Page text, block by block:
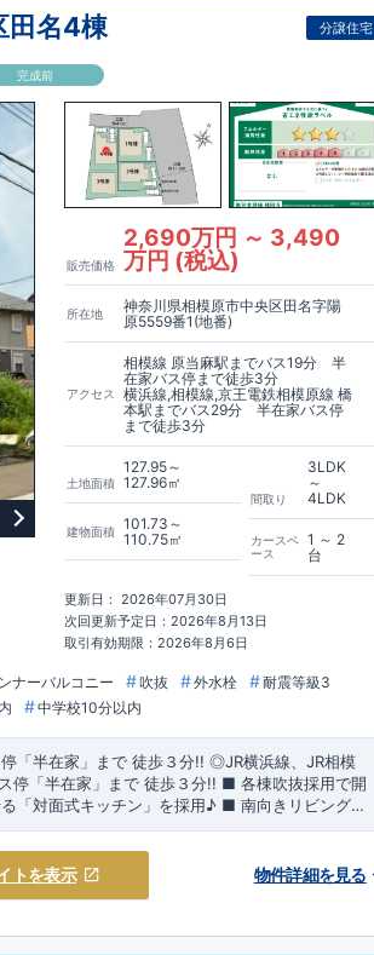
田名4棟 分譲住宅
完成前
販売価格
2,690万円 ～ 3,490
万円 (税込)
所在地
神奈川県相模原市中央区田名字陽
原5559番1(地番)
アクセス
相模線 原当麻駅までバス19分 半
在家バス停まで徒歩3分
横浜線,相模線,京王電鉄相模原線 橋
本駅までバス29分 半在家バス停
まで徒歩3分
土地面積
127.95～
127.96㎡
建物面積
101.73～
110.75㎡
間取り
3LDK
～
4LDK
カースペ
ース
1 ～ 2
台
更新日： 2026年07月30日
次回更新予定日：2026年8月13日
取引有効期限：2026年8月6日
ナーバルコニー 吹抜 外水栓
耐震等級3
中学校10分以内
「半在家 」まで 徒歩３分!! ◎JR横浜線、JR相模
停「半在家 」まで 徒歩３分!! ■ 各棟吹抜採用で開
「対面式キッチン」を採用♪ ■ 南向きリビングで
・国の
の税制優遇を受けられます。 ・中古市場でも、長期優
! ・『設計』住宅性能評価‥‥建物設計段階で、国が認
‥‥評価を受けた図面通りに施工されているか、建設ま
トを表示 物件詳細を見る